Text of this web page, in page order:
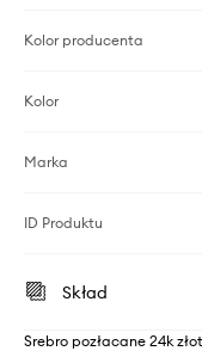
Kolor producenta
Kolor
Marka
ID Produktu
Skład
Srebro pozłacane 24k